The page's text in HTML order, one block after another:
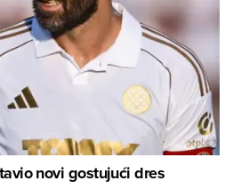
novi gostujući dres